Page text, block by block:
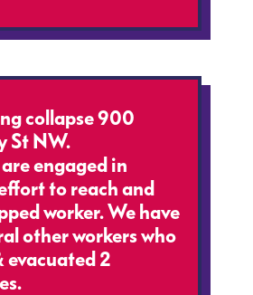
collapse 900
St NW.
are engaged in
to reach and
worker. We have
other workers who
evacuated 2